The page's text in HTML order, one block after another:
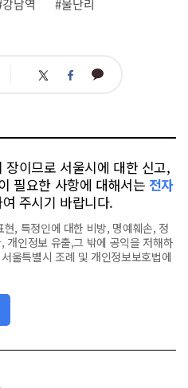
남역
#물난리
트 페 카
이므로 서울시에 대한 신고,
필요한 사항에 대해서는 전자
주시기 바랍니다.
, 특정인에 대한 비방, 명예훼손, 정
개인정보 유출,그 밖에 공익을 저해하
울특별시 조례 및 개인정보보호법에